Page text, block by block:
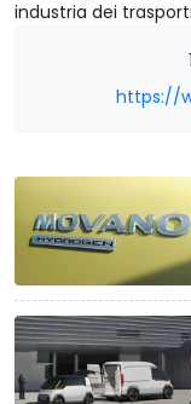
industria dei
https://